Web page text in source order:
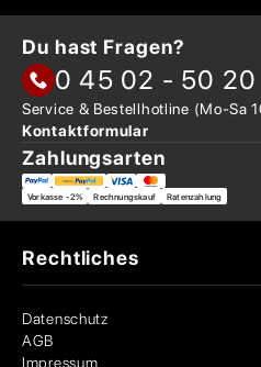
Du hast Fragen?
0 45 02 - 50 20
Service & Bestellhotline (Mo-Sa
Kontaktformular
Zahlungsarten
Vorkasse -2% Rechnungskauf Ratenzahlung
Rechtliches
Datenschutz
AGB
Impressum